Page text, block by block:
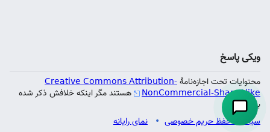
ویکی پاسخ
محتوایات تحت اجازه‌نامهٔCreative Commons Attribution-
NonCommercial-ShareAlike
هستند مگر اینکه خلافش ذکر شده
باشد.
سیاست حفظ حریم خصوصی
نمای رایانه